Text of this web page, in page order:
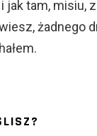
jak tam, misiu,
żadnego